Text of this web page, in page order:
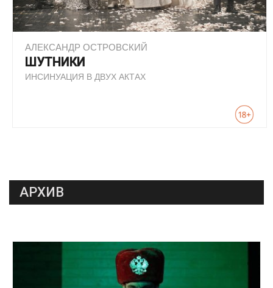
АЛЕКСАНДР ОСТРОВСКИЙ
ШУТНИКИ
ИНСИНУАЦИЯ В ДВУХ АКТАХ
АРХИВ